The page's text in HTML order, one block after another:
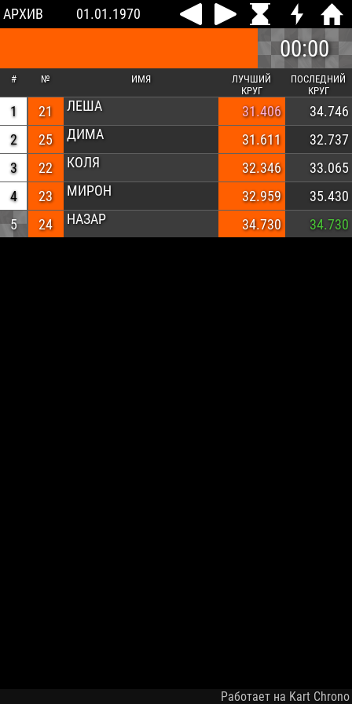
АРХИВ 01.01.1970
00:00
# № ИМЯ
ЛУЧШИЙ
КРУГ
ПОСЛЕДНИЙ
КРУГ
1 21 ЛЕША 31.406
34.746
2
25 ДИМА 31.611
32.737
3
22 КОЛЯ 32.346
33.065
4
23 МИРОН 32.959
35.430
5
24 НАЗАР 34.730 34.730
Работает на Kart Chrono